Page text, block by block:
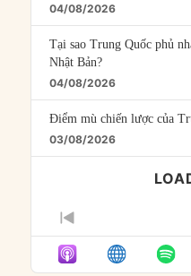
04/08/2026
Tại sao Trung Quốc phủ
Nhật Bản?
04/08/2026
Điểm mù chiến lược của
03/08/2026
PREVIOUS
EPISODE